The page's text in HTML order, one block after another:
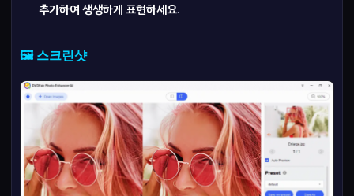
추가하여 생생하게 표현하세요.
🖼️ 스크린샷